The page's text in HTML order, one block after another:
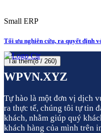
Small ERP
Tối ưu nghiên cứu, ra quyết định
Tải thêm(8/ 260)
WPVN.XYZ
Tự hào là một đơn vị dịch
ra thực tế, chúng tôi tự tin
khách, nhằm giúp quý
khách hàng của mình trên